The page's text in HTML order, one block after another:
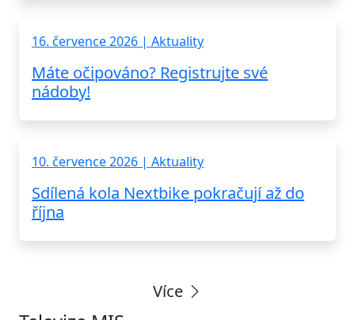
16. července 2026 | Aktuality
Máte očipováno? Registrujte své
nádoby!
10. července 2026 | Aktuality
Sdílená kola Nextbike pokračují až do
října
Více